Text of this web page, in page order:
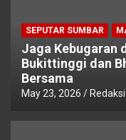
SEPUTAR SUMBAR
Jaga Kebugaran
Bukittinggi dan
Bersama
May 23, 2026